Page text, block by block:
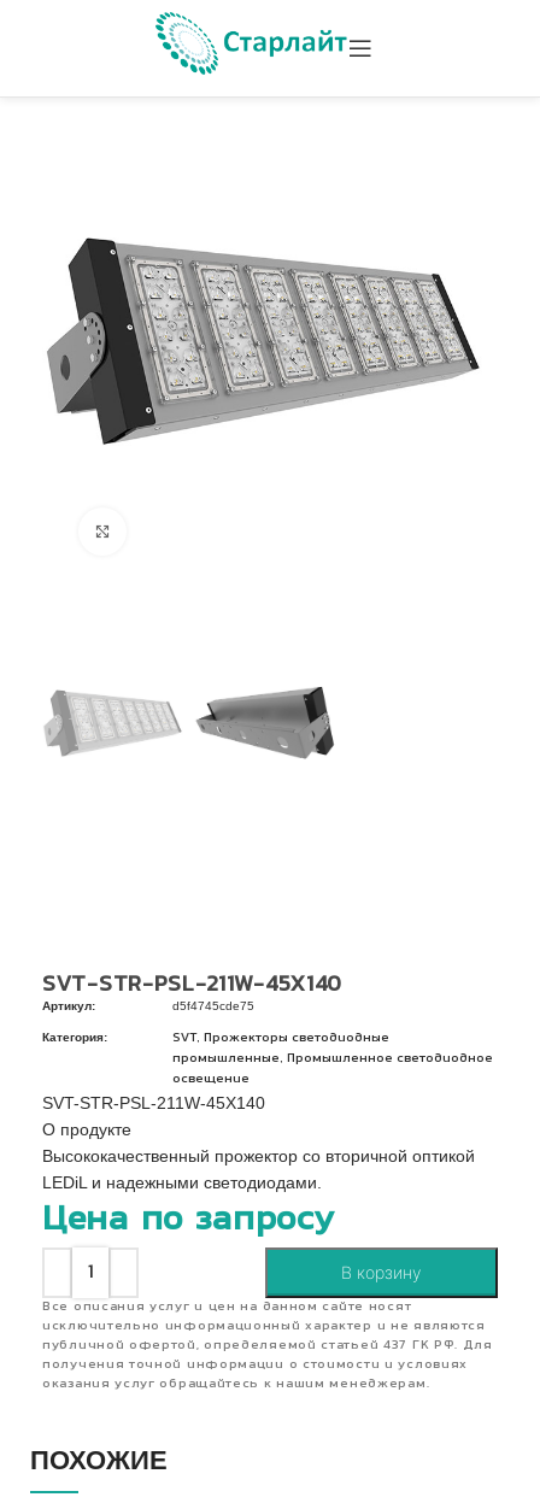
SVT-STR-PSL-211W-45X140
Артикул: d5f4745cde75
Категория: SVT,
Прожекторы светодиодные
промышленные
Промышленное светодиодное
освещение
SVT-STR-PSL-211W-45X140
О продукте
Высококачественный прожектор со вторичной оптикой
LEDiL и надежными светодиодами.
Цена по запросу
В корзину
Все описания услуг и цен на данном сайте носят
исключительно информационный характер и не являются
публичной офертой, определяемой статьей 437 ГК РФ. Для
получения точной информации о стоимости и условиях
оказания услуг обращайтесь к нашим менеджерам.
ПОХОЖИЕ